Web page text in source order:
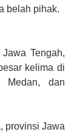
belah pihak.
Tengah,
kelima di
Medan, dan
provinsi Jawa